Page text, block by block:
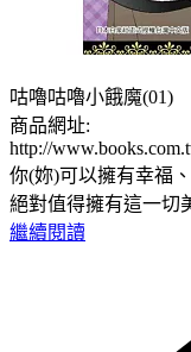
咕嚕咕嚕小餓魔(01)
商品網址:
http://
你(妳)可以擁有幸福
絕對值得擁有這一切
繼續閱讀